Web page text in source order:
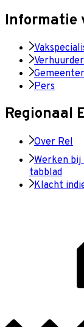
Informatie
Pers
Regionaal
Over Rel
Werken bij
tabblad
Klacht